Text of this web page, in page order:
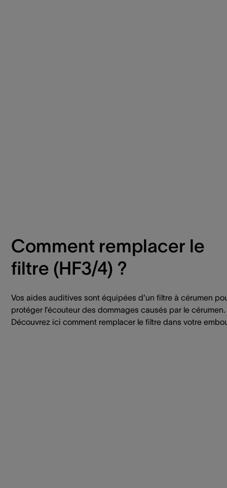
Comment remplacer le
filtre (HF3/4) ?
Vos aides auditives sont équipées d'un filtre à cérumen
protéger l’écouteur des dommages causés par le cérumen.
Découvrez ici comment remplacer le filtre dans votre